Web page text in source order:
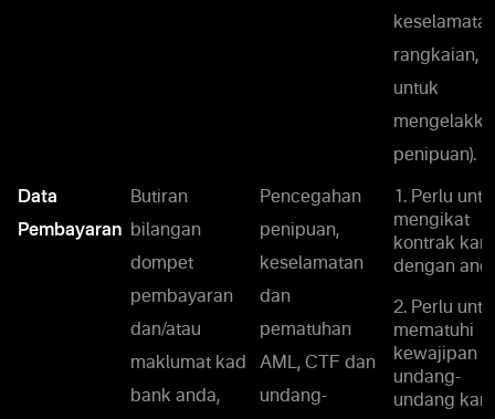
rangkaian,
untuk
penipuan).
Data
Pembayaran
Butiran
bilangan
dompet
pembayaran
dan/atau
maklumat kad
bank anda,
Pencegahan
penipuan,
keselamatan
dan
pematuhan
AML, CTF dan
undang-
1. Perlu
mengikat
kontrak
dengan
2. Perlu
mematuhi
kewajipan
undang-
undang